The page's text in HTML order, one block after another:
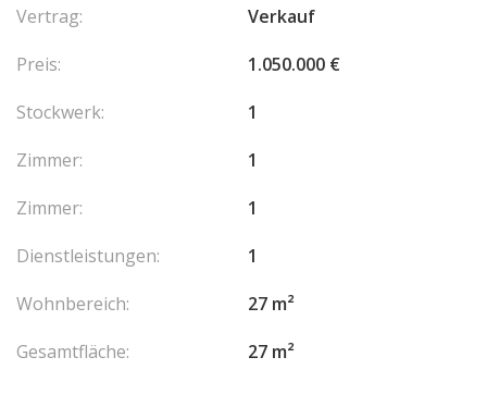
Vertrag:
Verkauf
Preis:
1.050.000 €
Stockwerk:
1
Zimmer:
1
Zimmer:
1
Dienstleistungen:
1
Wohnbereich:
27 m²
Gesamtfläche:
27 m²